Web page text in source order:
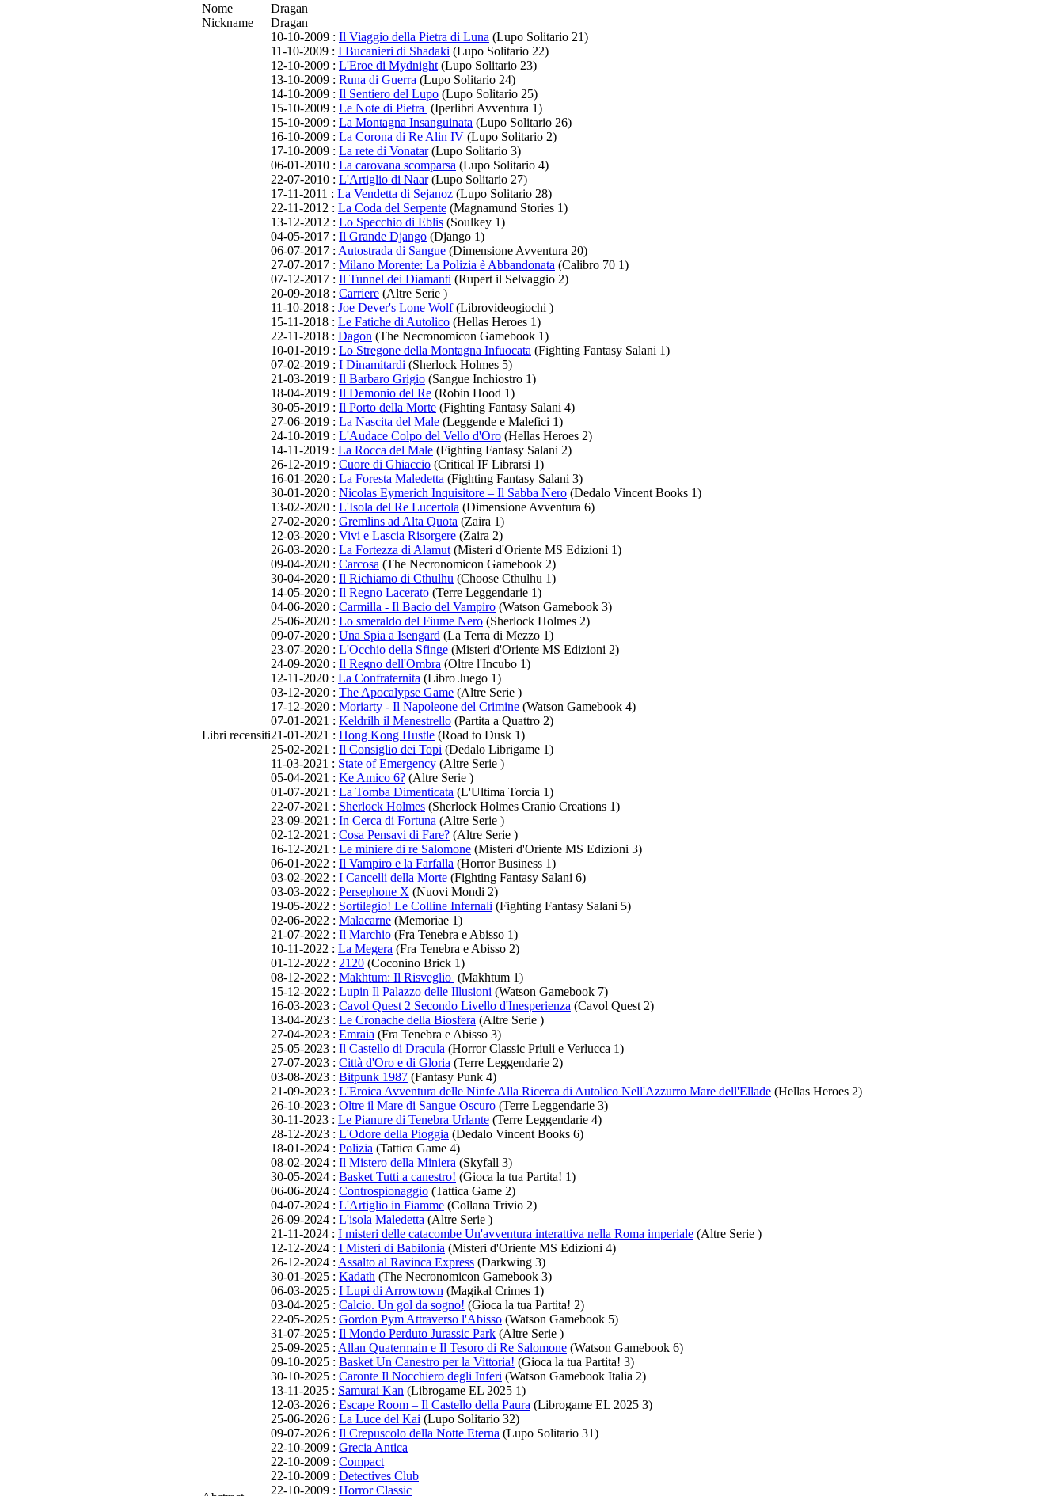
Nome
Dragan
Nickname
Dragan
Libri recensiti
10-10-2009 : Il Viaggio della Pietra di Luna (Lupo Solitario 21)
11-10-2009 : I Bucanieri di Shadaki (Lupo Solitario 22)
12-10-2009 : L'Eroe di Mydnight (Lupo Solitario 23)
13-10-2009 : Runa di Guerra (Lupo Solitario 24)
14-10-2009 : Il Sentiero del Lupo (Lupo Solitario 25)
15-10-2009 : Le Note di Pietra (Iperlibri Avventura 1)
15-10-2009 : La Montagna Insanguinata (Lupo Solitario 26)
16-10-2009 : La Corona di Re Alin IV (Lupo Solitario 2)
17-10-2009 : La rete di Vonatar(Lupo Solitario 3)
06-01-2010 : La carovana scomparsa (Lupo Solitario 4)
22-07-2010 : L'Artiglio di Naar(Lupo Solitario 27)
17-11-2011 : La Vendetta di Sejanoz (Lupo Solitario 28)
22-11-2012 : La Coda del Serpente (Magnamund Stories 1)
13-12-2012 : Lo Specchio di Eblis (Soulkey 1)
04-05-2017 : Il Grande Django (Django 1)
06-07-2017 : Autostrada di Sangue (Dimensione Avventura 20)
27-07-2017 : Milano Morente: La Polizia è Abbandonata (Calibro 70 1)
07-12-2017 : Il Tunnel dei Diamanti (Rupert il Selvaggio 2)
20-09-2018 : Carriere (Altre Serie )
11-10-2018 : Joe Dever's Lone Wolf(Librovideogiochi )
15-11-2018 : Le Fatiche di Autolico (Hellas Heroes 1)
22-11-2018 : Dagon (The Necronomicon Gamebook 1)
10-01-2019 : Lo Stregone della Montagna Infuocata (Fighting Fantasy Salani 1)
07-02-2019 : I Dinamitardi (Sherlock Holmes 5)
21-03-2019 : Il Barbaro Grigio (Sangue Inchiostro 1)
18-04-2019 : Il Demonio del Re (Robin Hood 1)
30-05-2019 : Il Porto della Morte (Fighting Fantasy Salani 4)
27-06-2019 : La Nascita del Male (Leggende e Malefici 1)
24-10-2019 : L'Audace Colpo del Vello d'Oro (Hellas Heroes 2)
14-11-2019 : La Rocca del Male (Fighting Fantasy Salani 2)
26-12-2019 : Cuore di Ghiaccio (Critical IF Librarsi 1)
16-01-2020 : La Foresta Maledetta (Fighting Fantasy Salani 3)
30-01-2020 : Nicolas Eymerich Inquisitore – Il Sabba Nero (Dedalo Vincent Books 1)
13-02-2020 : L'Isola del Re Lucertola (Dimensione Avventura 6)
27-02-2020 : Gremlins ad Alta Quota (Zaira 1)
12-03-2020 : Vivi e Lascia Risorgere (Zaira 2)
26-03-2020 : La Fortezza di Alamut (Misteri d'Oriente MS Edizioni 1)
09-04-2020 : Carcosa (The Necronomicon Gamebook 2)
30-04-2020 : Il Richiamo di Cthulhu (Choose Cthulhu 1)
14-05-2020 : Il Regno Lacerato (Terre Leggendarie 1)
04-06-2020 : Carmilla - Il Bacio del Vampiro (Watson Gamebook 3)
25-06-2020 : Lo smeraldo del Fiume Nero (Sherlock Holmes 2)
09-07-2020 : Una Spia a Isengard (La Terra di Mezzo 1)
23-07-2020 : L'Occhio della Sfinge (Misteri d'Oriente MS Edizioni 2)
24-09-2020 : Il Regno dell'Ombra (Oltre l'Incubo 1)
12-11-2020 : La Confraternita (Libro Juego 1)
03-12-2020 : The Apocalypse Game (Altre Serie )
17-12-2020 : Moriarty - Il Napoleone del Crimine (Watson Gamebook 4)
07-01-2021 : Keldrilh il Menestrello (Partita a Quattro 2)
21-01-2021 : Hong Kong Hustle (Road to Dusk 1)
25-02-2021 : Il Consiglio dei Topi (Dedalo Librigame 1)
11-03-2021 : State of Emergency (Altre Serie )
05-04-2021 : Ke Amico 6? (Altre Serie )
01-07-2021 : La Tomba Dimenticata (L'Ultima Torcia 1)
22-07-2021 : Sherlock Holmes (Sherlock Holmes Cranio Creations 1)
23-09-2021 : In Cerca di Fortuna (Altre Serie )
02-12-2021 : Cosa Pensavi di Fare? (Altre Serie )
16-12-2021 : Le miniere di re Salomone (Misteri d'Oriente MS Edizioni 3)
06-01-2022 : Il Vampiro e la Farfalla (Horror Business 1)
03-02-2022 : I Cancelli della Morte (Fighting Fantasy Salani 6)
03-03-2022 : Persephone X (Nuovi Mondi 2)
19-05-2022 : Sortilegio! Le Colline Infernali (Fighting Fantasy Salani 5)
02-06-2022 : Malacarne (Memoriae 1)
21-07-2022 : Il Marchio (Fra Tenebra e Abisso 1)
10-11-2022 : La Megera (Fra Tenebra e Abisso 2)
01-12-2022 : 2120 (Coconino Brick 1)
08-12-2022 : Makhtum: Il Risveglio (Makhtum 1)
15-12-2022 : Lupin Il Palazzo delle Illusioni (Watson Gamebook 7)
16-03-2023 : Cavol Quest 2 Secondo Livello d'Inesperienza (Cavol Quest 2)
13-04-2023 : Le Cronache della Biosfera (Altre Serie )
27-04-2023 : Emraia (Fra Tenebra e Abisso 3)
25-05-2023 : Il Castello di Dracula (Horror Classic Priuli e Verlucca 1)
27-07-2023 : Città d'Oro e di Gloria (Terre Leggendarie 2)
03-08-2023 : Bitpunk 1987 (Fantasy Punk 4)
21-09-2023 : L'Eroica Avventura delle Ninfe Alla Ricerca di Autolico Nell'Azzurro Mare dell'Ellade (Hellas Heroes 2)
26-10-2023 : Oltre il Mare di Sangue Oscuro (Terre Leggendarie 3)
30-11-2023 : Le Pianure di Tenebra Urlante (Terre Leggendarie 4)
28-12-2023 : L'Odore della Pioggia (Dedalo Vincent Books 6)
18-01-2024 : Polizia (Tattica Game 4)
08-02-2024 : Il Mistero della Miniera (Skyfall 3)
30-05-2024 : Basket Tutti a canestro! (Gioca la tua Partita! 1)
06-06-2024 : Controspionaggio (Tattica Game 2)
04-07-2024 : L'Artiglio in Fiamme (Collana Trivio 2)
26-09-2024 : L'isola Maledetta (Altre Serie )
21-11-2024 : I misteri delle catacombe Un'avventura interattiva nella Roma imperiale (Altre Serie )
12-12-2024 : I Misteri di Babilonia (Misteri d'Oriente MS Edizioni 4)
26-12-2024 : Assalto al Ravinca Express (Darkwing 3)
30-01-2025 : Kadath (The Necronomicon Gamebook 3)
06-03-2025 : I Lupi di Arrowtown (Magikal Crimes 1)
03-04-2025 : Calcio. Un gol da sogno! (Gioca la tua Partita! 2)
22-05-2025 : Gordon Pym Attraverso l'Abisso (Watson Gamebook 5)
31-07-2025 : Il Mondo Perduto Jurassic Park (Altre Serie )
25-09-2025 : Allan Quatermain e Il Tesoro di Re Salomone (Watson Gamebook 6)
09-10-2025 : Basket Un Canestro per la Vittoria! (Gioca la tua Partita! 3)
30-10-2025 : Caronte Il Nocchiero degli Inferi (Watson Gamebook Italia 2)
13-11-2025 : Samurai Kan (Librogame EL 2025 1)
12-03-2026 : Escape Room – Il Castello della Paura (Librogame EL 2025 3)
25-06-2026 : La Luce del Kai (Lupo Solitario 32)
09-07-2026 : Il Crepuscolo della Notte Eterna (Lupo Solitario 31)
22-10-2009 : Grecia Antica
22-10-2009 : Compact
22-10-2009 : Detectives Club
22-10-2009 : Horror Classic